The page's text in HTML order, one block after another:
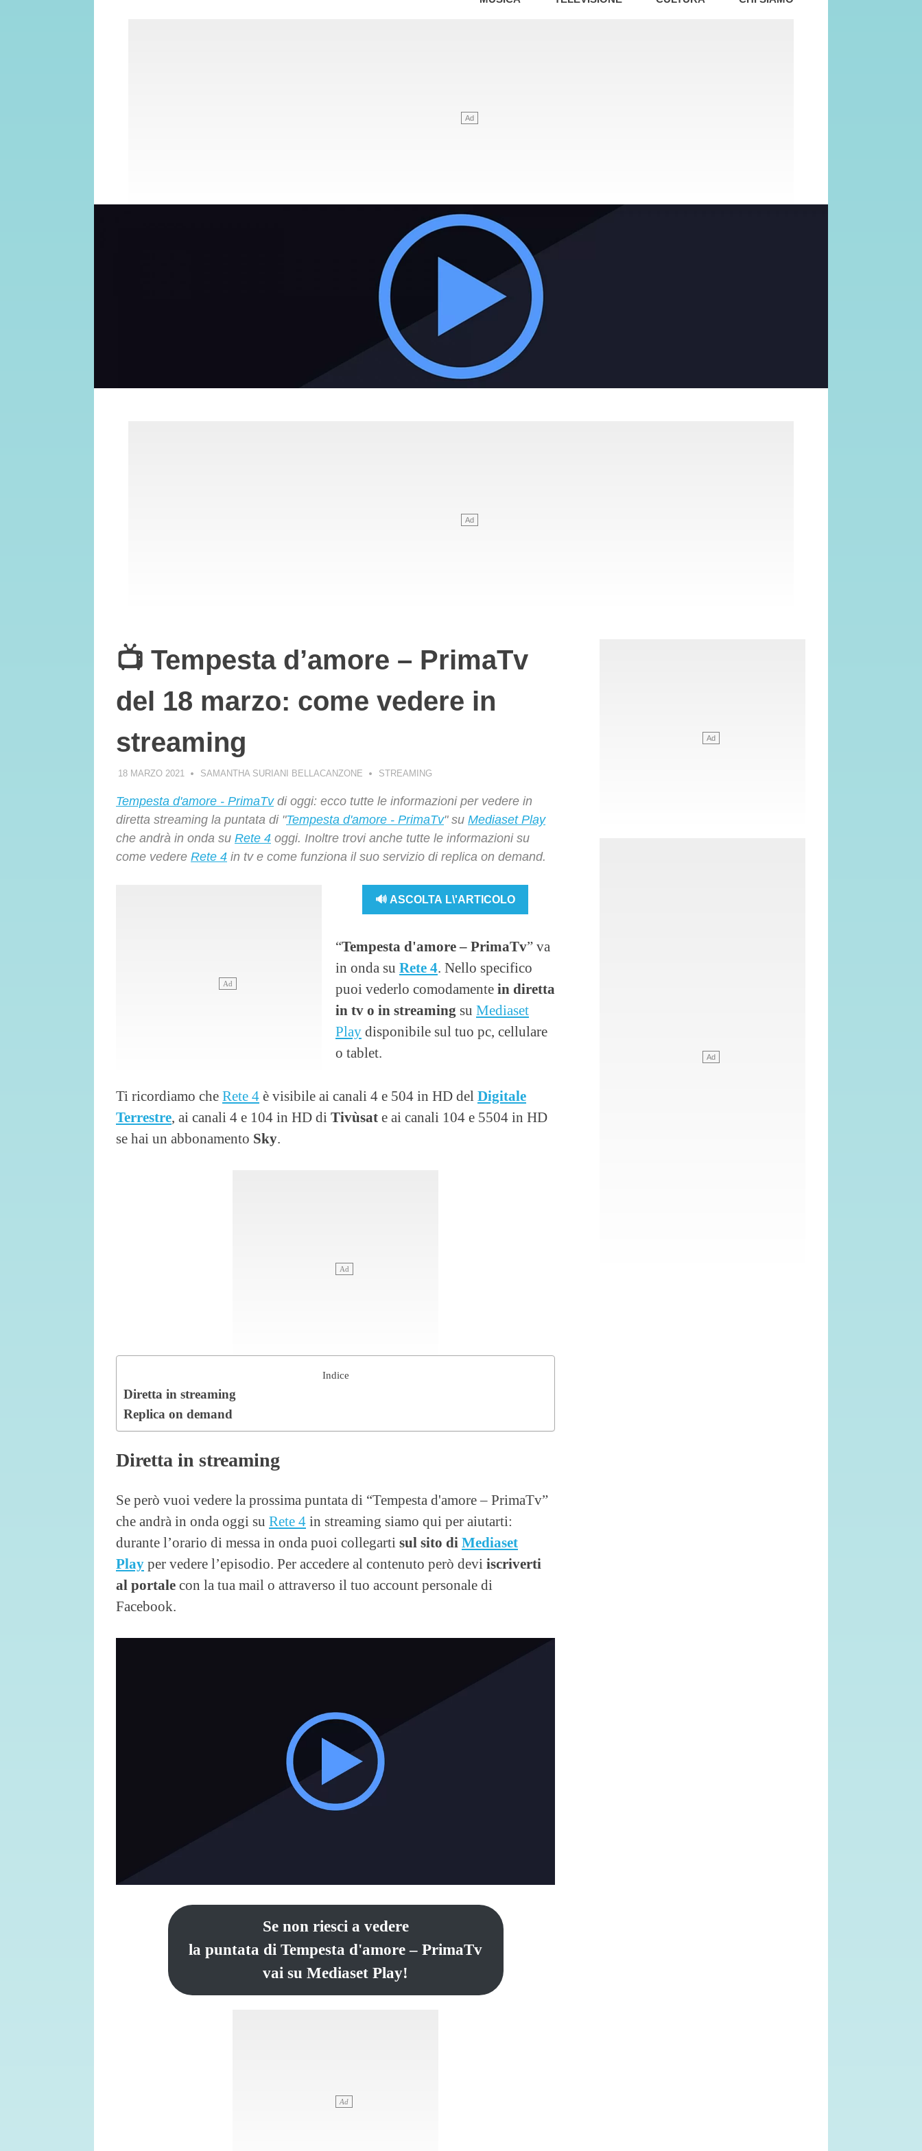
📺 Tempesta d’amore – PrimaTv
del 18 marzo: come vedere in
streaming
18 MARZO 2021 SAMANTHA SURIANI BELLACANZONE STREAMING
Tempesta d'amore - PrimaTvdi oggi: ecco tutte le informazioni per vedere in
diretta streaming la puntata di "Tempesta d'amore - PrimaTv" su Mediaset Play
che andrà in onda su Rete 4 oggi. Inoltre trovi anche tutte le informazioni su
come vedere Rete 4 in tv e come funziona il suo servizio di replica on demand.
🔊 ASCOLTA L\'ARTICOLO
“Tempesta d'amore – PrimaTv” va
in onda su Rete 4. Nello specifico
puoi vederlo comodamente in diretta
in tv o in streaming su Mediaset
Play disponibile sul tuo pc, cellulare
o tablet.
Ti ricordiamo che Rete 4 è visibile ai canali 4 e 504 in HD del Digitale
Terrestre, ai canali 4 e 104 in HD di Tivùsat e ai canali 104 e 5504 in HD
se hai un abbonamento Sky.
Indice
Diretta in streaming
Replica on demand
Diretta in streaming
Se però vuoi vedere la prossima puntata di “Tempesta d'amore – PrimaTv”
che andrà in onda oggi su Rete 4 in streaming siamo qui per aiutarti:
durante l’orario di messa in onda puoi collegarti sul sito di Mediaset
Play per vedere l’episodio. Per accedere al contenuto però devi iscriverti
al portale con la tua mail o attraverso il tuo account personale di
Facebook.
Se non riesci a vedere
la puntata di Tempesta d'amore – PrimaTv
vai su Mediaset Play!